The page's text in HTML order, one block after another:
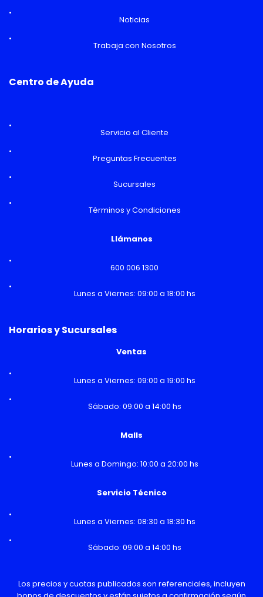
Noticias
Trabaja con Nosotros
Centro de Ayuda
Servicio al Cliente
Preguntas Frecuentes
Sucursales
Términos y Condiciones
Llámanos
600 006 1300
Lunes a Viernes: 09:00 a 18:00 hs
Horarios y Sucursales
Ventas
Lunes a Viernes: 09:00 a 19:00 hs
Sábado: 09:00 a 14:00 hs
Malls
Lunes a Domingo: 10:00 a 20:00 hs
Servicio Técnico
Lunes a Viernes: 08:30 a 18:30 hs
Sábado: 09:00 a 14:00 hs
Los precios y cuotas publicados son referenciales, incluyen